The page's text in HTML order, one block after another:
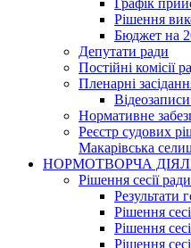
Графік
Рішення
Бюджет на
Депутати ради
Постійні комісії
Пленарні
Нормативне
Реєстр судових
Макарівська
НОРМОТВОРЧА
Рішення сесії ради
Результати
Рішення
Рішення
Рішення